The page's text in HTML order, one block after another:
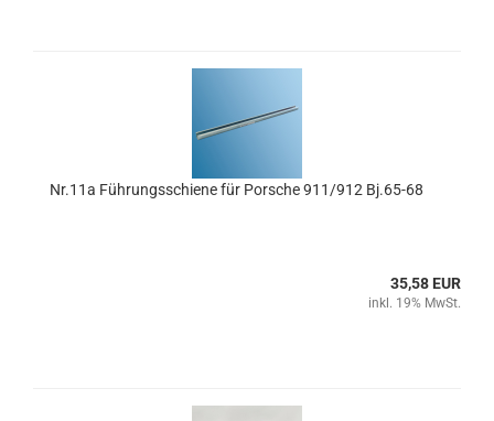
Nr.11a Führungsschiene für Porsche 911/912 Bj.65-68
35,58 EUR
inkl. 19% MwSt.